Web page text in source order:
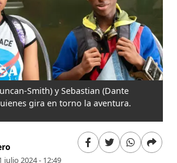
Smith) y Sebastian (Dante
gira en torno la aventura.
julio 2024 - 12:49